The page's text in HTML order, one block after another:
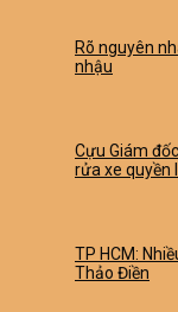
Rõ nguyên
nhậu
Cựu Giám
rửa xe quyền
TP HCM:
Thảo Điền